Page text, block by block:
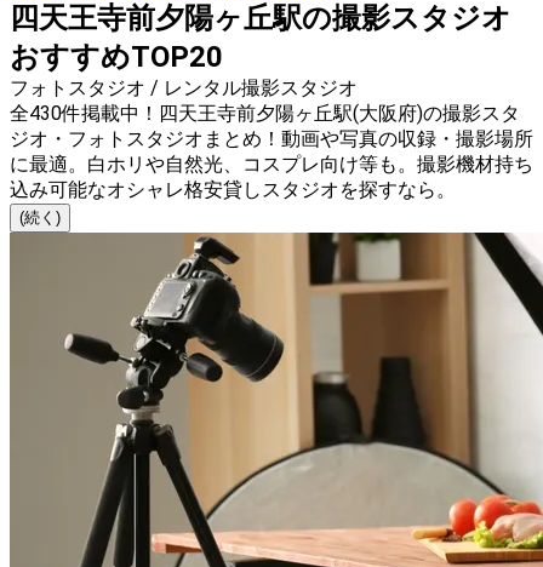
四天王寺前夕陽ヶ丘駅の撮影スタジオ
おすすめTOP20
フォトスタジオ / レンタル撮影スタジオ
全430件掲載中！四天王寺前夕陽ヶ丘駅(大阪府)の撮影スタ
ジオ・フォトスタジオまとめ！動画や写真の収録・撮影場所
に最適。白ホリや自然光、コスプレ向け等も。撮影機材持ち
込み可能なオシャレ格安貸しスタジオを探すなら。
(続く)